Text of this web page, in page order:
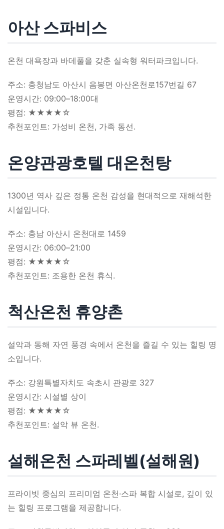
아산 스파비스
온천 대욕장과 바데풀을 갖춘 실속형 워터파크입니다.
주소: 충청남도 아산시 음봉면 아산온천로157번길 67
운영시간: 09:00–18:00대
평점: ★★★★☆
추천포인트: 가성비 온천, 가족 동선.
온양관광호텔 대온천탕
1300년 역사 깊은 정통 온천 감성을 현대적으로 재해석한
시설입니다.
주소: 충남 아산시 온천대로 1459
운영시간: 06:00–21:00
평점: ★★★★☆
추천포인트: 조용한 온천 휴식.
척산온천 휴양촌
설악과 동해 자연 풍경 속에서 온천을 즐길 수 있는 힐링 명
소입니다.
주소: 강원특별자치도 속초시 관광로 327
운영시간: 시설별 상이
평점: ★★★★☆
추천포인트: 설악 뷰 온천.
설해온천 스파레벨(설해원)
프라이빗 중심의 프리미엄 온천·스파 복합 시설로, 깊이 있
는 힐링 프로그램을 제공합니다.